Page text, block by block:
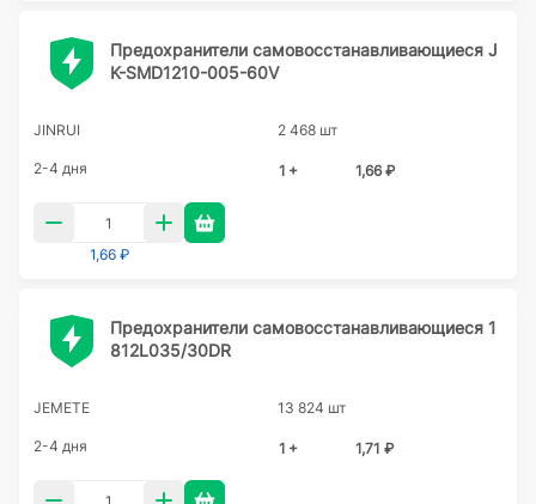
Предохранители самовосстанавливающиеся J
K-SMD1210-005-60V
JINRUI 2 468 шт
2-4 дня 1 + 1,66 ₽
1,66 ₽
Предохранители самовосстанавливающиеся 1
812L035/30DR
JEMETE 13 824 шт
2-4 дня 1 + 1,71 ₽